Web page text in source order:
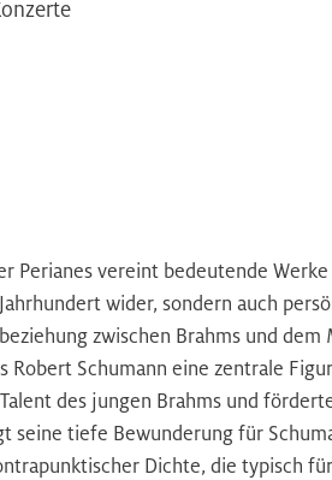
Perianes vereint bedeutende
wider, sondern auch
zwischen Brahms und dem
Schumann eine zentrale
des jungen Brahms und
seine tiefe Bewunderung für
Dichte, die typisch